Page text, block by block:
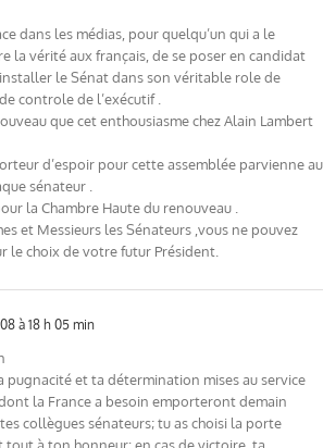
dans les médias, pour quelqu’un qui a le
la vérité aux français, de se poser en candidat
le Sénat dans son véritable role de
controle de l’exécutif .
que cet enthousiasme chez Alain Lambert
d’espoir pour cette assemblée parvienne au
sénateur .
la Chambre Haute du renouveau .
et Messieurs les Sénateurs ,vous ne pouvez
le choix de votre futur Président.
à 18 h 05 min
pugnacité et ta détermination mises au service
la France a besoin emporteront demain
collègues sénateurs; tu as choisi la porte
tout à ton honneur: en cas de victoire, ta